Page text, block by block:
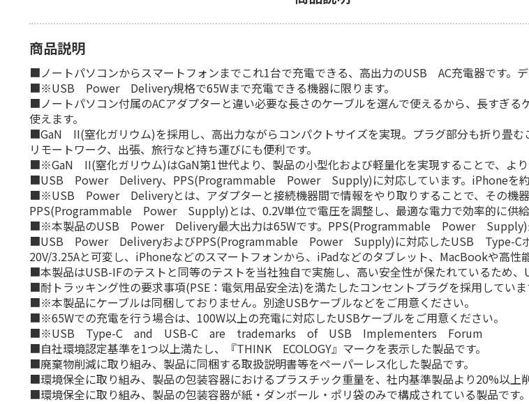
商品説明
■ノートパソコンからスマートフォンまでこれ1台で充電できる、高出力のUSB AC充電器です。
■※USB Power Delivery規格で65Wまで充電できる機器に限ります。
■ノートパソコン付属のACアダプターと違い必要な長さのケーブルを選んで使えるから、長すぎ
使えます。
■GaN II(窒化ガリウム)を採用し、高出力ながらコンパクトサイズを実現。プラグ部分も折り畳
リモートワーク、出張、旅行など持ち運びにも便利です。
■※GaN II(窒化ガリウム)はGaN第1世代より、製品の小型化および軽量化を実現することで、より
■USB Power Delivery、PPS(Programmable Power Supply)に対応しています。iPhoneを約
■※USB Power Deliveryとは、アダプターと接続機器間で情報をやり取りすることで、その機器
PPS(Programmable Power Supply)とは、0.2V単位で電圧を調整し、最適な電力で効率的に
■※本製品のUSB Power Delivery最大出力は65Wです。PPS(Programmable Power Supply)最
■USB Power DeliveryおよびPPS(Programmable Power Supply)に対応したUSB Type-Cポー
20V/3.25Aと可変し、iPhoneなどのスマートフォンから、iPadなどのタブレット、MacBookや高性
■本製品はUSB-IFのテストと同等のテストを当社独自で実施し、高い安全性が保たれているため
■耐トラッキング性の要求事項(PSE：電気用品安全法)を満たしたコンセントプラグを採用していま
■※本製品にケーブルは同梱しておりません。別途USBケーブルなどをご用意ください。
■※65Wでの充電を行う場合は、100W以上の充電に対応したUSBケーブルをご用意ください。
■※USB Type-C and USB-C are trademarks of USB Implementers Forum
■自社環境認定基準を1つ以上満たし、『THINK ECOLOGY』マークを表示した製品です。
■廃棄物削減に取り組み、製品に同梱する取扱説明書等をペーパーレス化した製品です。
■環境保全に取り組み、製品の包装容器におけるプラスチック重量を、社内基準製品より20%以上
■環境保全に取り組み、製品の包装容器が紙・ダンボール・ポリ袋のみで構成されている製品です。